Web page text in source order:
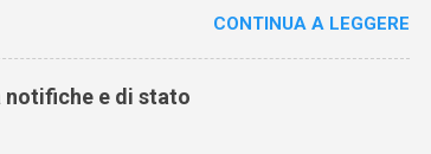
lasciati sotto un video qualche tempo fa.
bel po' di tempo prima di trovare questa funzione
modo si potesse chiamare questo "posto".
di YouTube, lasciati sotto ai video di altri
ha avuto già da molto tempo una o più
CONTINUA A LEGGERE
notifiche e di stato